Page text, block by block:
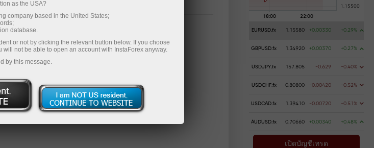
EURUSD.fx 1.15580 +0.00330 +0.29%
GBPUSD.fx 1.34920 +0.00370 +0.27%
USDJPY.fx 157.805 -0.629 -0.40%
USDCHF.fx 0.80800 -0.00420 -0.52%
USDCAD.fx 1.39410 -0.00720 -0.51%
AUDUSD.fx 0.70660 +0.00340 +0.48%
เปิดบัญชีเทรด
as the USA?
company based in the United States;
database.
or not by clicking the relevant button below. If you choose
not be able to open an account with InstaForex anyway.
by this message.